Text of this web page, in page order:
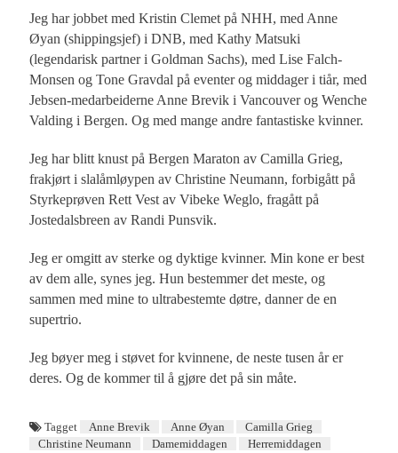
Jeg har jobbet med Kristin Clemet på NHH, med Anne
Øyan (shippingsjef) i DNB, med Kathy Matsuki
(legendarisk partner i Goldman Sachs), med Lise Falch-
Monsen og Tone Gravdal på eventer og middager i tiår, med
Jebsen-medarbeiderne Anne Brevik i Vancouver og Wenche
Valding i Bergen. Og med mange andre fantastiske kvinner.
Jeg har blitt knust på Bergen Maraton av Camilla Grieg,
frakjørt i slalåmløypen av Christine Neumann, forbigått på
Styrkeprøven Rett Vest av Vibeke Weglo, fragått på
Jostedalsbreen av Randi Punsvik.
Jeg er omgitt av sterke og dyktige kvinner. Min kone er best
av dem alle, synes jeg. Hun bestemmer det meste, og
sammen med mine to ultrabestemte døtre, danner de en
supertrio.
Jeg bøyer meg i støvet for kvinnene, de neste tusen år er
deres. Og de kommer til å gjøre det på sin måte.
Tagget Anne Brevik Anne Øyan
Camilla Grieg
Christine Neumann
Damemiddagen
Herremiddagen